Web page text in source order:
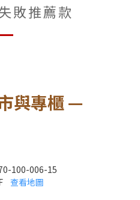
敗推薦款
與專櫃 —
100-006-15
查看地圖